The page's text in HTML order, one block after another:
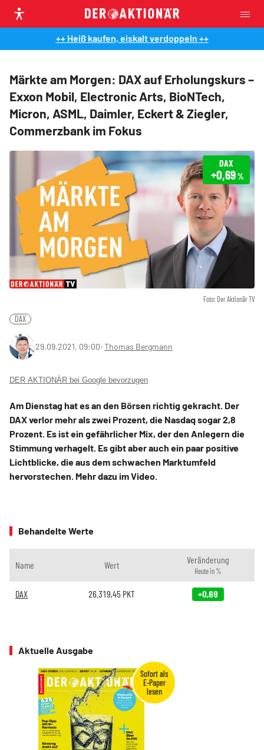
++ Heiß kaufen, eiskalt verdoppeln ++
Märkte am Morgen: DAX auf Erholungskurs –
Exxon Mobil, Electronic Arts, BioNTech,
Micron, ASML, Daimler, Eckert & Ziegler,
Commerzbank im Fokus
Foto: Der Aktionär TV
DAX
+0,69%
DAX
29.09.2021, 09:00‧ Thomas Bergmann
DER AKTIONÄR bei Google bevorzugen
Am Dienstag hat es an den Börsen richtig gekracht. Der
DAX verlor mehr als zwei Prozent, die Nasdaq sogar 2,8
Prozent. Es ist ein gefährlicher Mix, der den Anlegern die
Stimmung verhagelt. Es gibt aber auch ein paar positive
Lichtblicke, die aus dem schwachen Marktumfeld
hervorstechen. Mehr dazu im Video.
Behandelte Werte
Name Wert Veränderung
Heute in %
DAX 26.319,45 PKT +0,69
Aktuelle Ausgabe